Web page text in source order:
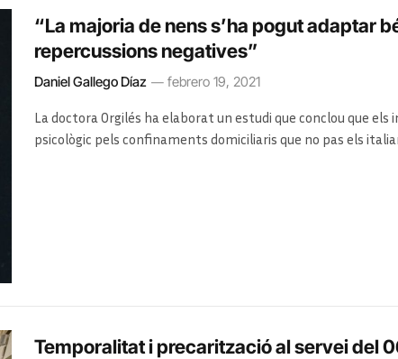
“La majoria de nens s’ha pogut adaptar
repercussions negatives”
Daniel Gallego Díaz febrero 19, 2021
La doctora Orgilés ha elaborat un estudi que conclou que
psicològic pels confinaments domiciliaris que no pas els
Temporalitat i precarització al servei del